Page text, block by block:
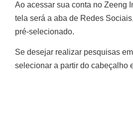
Ao acessar sua conta no Zeeng
tela será a aba de Redes
pré-selecionado.
Se desejar realizar pesquisas
selecionar a partir do cabeçalho